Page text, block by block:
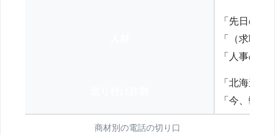
「先日の
「（求職
「人事の方
「北海道
「今、弊
商材別の電話の切り口